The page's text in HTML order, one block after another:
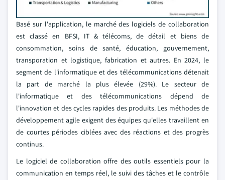
Basé sur l'application, le marché des logiciels de collaboration
est classé en BFSI, IT & télécoms, de détail et biens de
consommation, soins de santé, éducation, gouvernement,
transporation et logistique, fabrication et autres. En 2024, le
segment de l'informatique et des télécommunications détenait
la part de marché la plus élevée (29%). Le secteur de
l'informatique et des télécommunications dépend de
l'innovation et des cycles rapides des produits. Les méthodes de
développement agile exigent des équipes qu'elles travaillent en
de courtes périodes ciblées avec des réactions et des progrès
continus.
Le logiciel de collaboration offre des outils essentiels pour la
communication en temps réel, le suivi des tâches et le contrôle